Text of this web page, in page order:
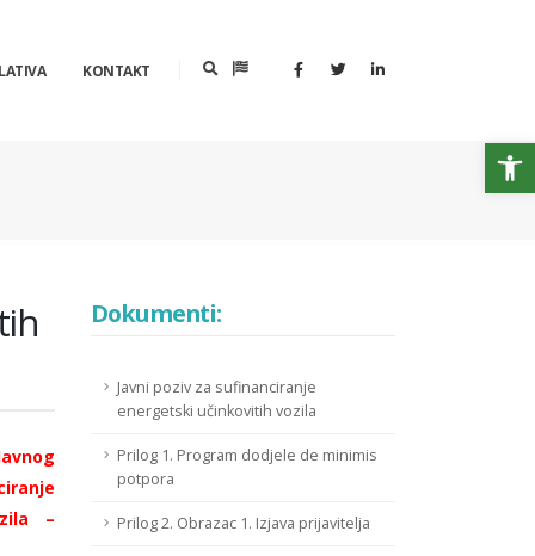
KONTAKT
–
Dokumenti:
Javni poziv za sufinanciranje
energetski učinkovitih vozila
Prilog 1. Program dodjele de minimis
potpora
Prilog 2. Obrazac 1. Izjava prijavitelja